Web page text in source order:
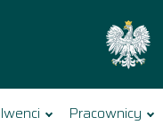
Pracownicy